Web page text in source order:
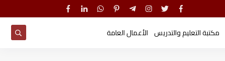
مكتبة التعليم والتدريس الأعمال العامة